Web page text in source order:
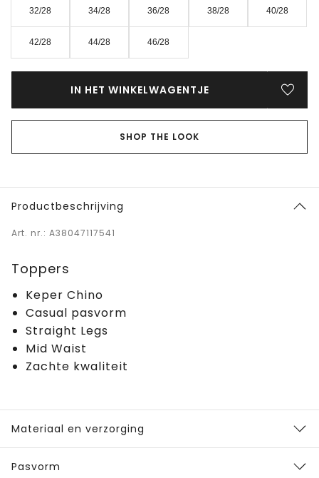
32/28 34/28 36/28 38/28 40/28
42/28 44/28 46/28
IN HET WINKELWAGENTJE
SHOP THE LOOK
Productbeschrijving
Art. nr.: A38047117541
Toppers
Keper Chino
Casual pasvorm
Straight Legs
Mid Waist
Zachte kwaliteit
Materiaal en verzorging
Pasvorm